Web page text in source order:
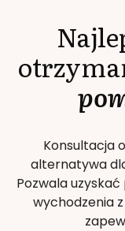
Konsultacja
alternatywa
Pozwala
wychodzenia